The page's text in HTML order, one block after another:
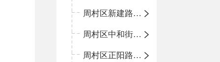
周村区新建路小学
周村区中和街小学
周村区正阳路小学